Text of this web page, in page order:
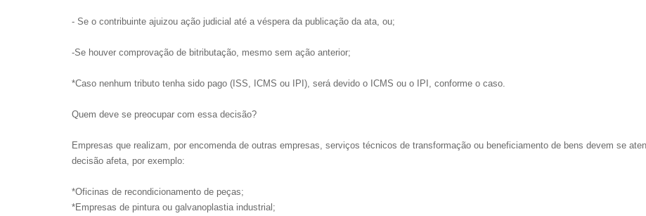
- Se o contribuinte ajuizou ação judicial até a véspera da publicação da ata, ou;
-Se houver comprovação de bitributação, mesmo sem ação anterior;
*Caso nenhum tributo tenha sido pago (ISS, ICMS ou IPI), será devido o ICMS ou o IPI, conforme o caso.
Quem deve se preocupar com essa decisão?
Empresas que realizam, por encomenda de outras empresas, serviços técnicos de transformação ou beneficiamento de bens devem se
decisão afeta, por exemplo:
*Oficinas de recondicionamento de peças;
*Empresas de pintura ou galvanoplastia industrial;